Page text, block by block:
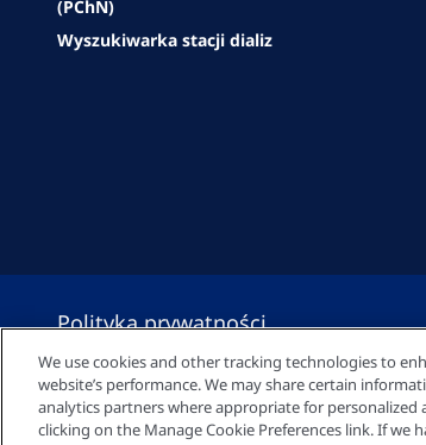
(PChN)
Wyszukiwarka stacji dializ
Polityka prywatności
Ustawienia plików cookie
We use cookies and other tracking technologies to
website’s performance. We may share certain
analytics partners where appropriate for personalized
clicking on the Manage Cookie Preferences link. If